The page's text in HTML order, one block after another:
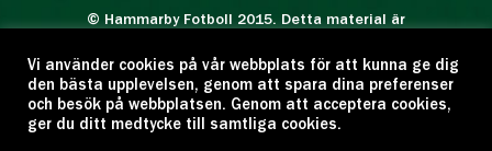
© Hammarby Fotboll 2015. Detta material är
Eftertryck eller annan kopiering är förbjuden.
Citera oss gärna men ange källan:
www.hammarbyfotboll.se. Ansvarig utgivare:
Vi använder cookies på vår webbplats för att kunna ge dig
den bästa upplevelsen, genom att spara dina preferenser
och besök på webbplatsen. Genom att acceptera cookies,
ger du ditt medtycke till samtliga cookies.